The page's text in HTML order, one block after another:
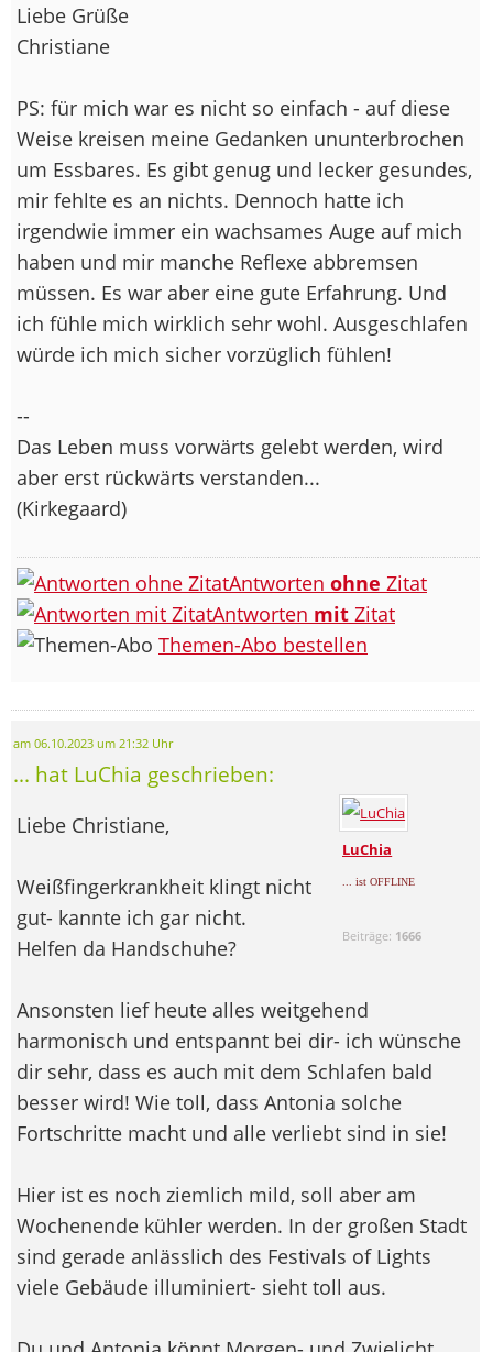
Liebe Grüße
Christiane
PS: für mich war es nicht so einfach - auf diese
Weise kreisen meine Gedanken ununterbrochen
um Essbares. Es gibt genug und lecker gesundes,
mir fehlte es an nichts. Dennoch hatte ich
irgendwie immer ein wachsames Auge auf mich
haben und mir manche Reflexe abbremsen
müssen. Es war aber eine gute Erfahrung. Und
ich fühle mich wirklich sehr wohl. Ausgeschlafen
würde ich mich sicher vorzüglich fühlen!
--
Das Leben muss vorwärts gelebt werden, wird
aber erst rückwärts verstanden...
(Kirkegaard)
Antworten ohne Zitat
Antworten mit Zitat
Themen-Abo bestellen
am 06.10.2023 um 21:32 Uhr
... hat LuChia geschrieben:
LuChia
... ist OFFLINE
Beiträge: 1666
Liebe Christiane,
Weißfingerkrankheit klingt nicht
gut- kannte ich gar nicht.
Helfen da Handschuhe?
Ansonsten lief heute alles weitgehend
harmonisch und entspannt bei dir- ich wünsche
dir sehr, dass es auch mit dem Schlafen bald
besser wird! Wie toll, dass Antonia solche
Fortschritte macht und alle verliebt sind in sie!
Hier ist es noch ziemlich mild, soll aber am
Wochenende kühler werden. In der großen Stadt
sind gerade anlässlich des Festivals of Lights
viele Gebäude illuminiert- sieht toll aus.